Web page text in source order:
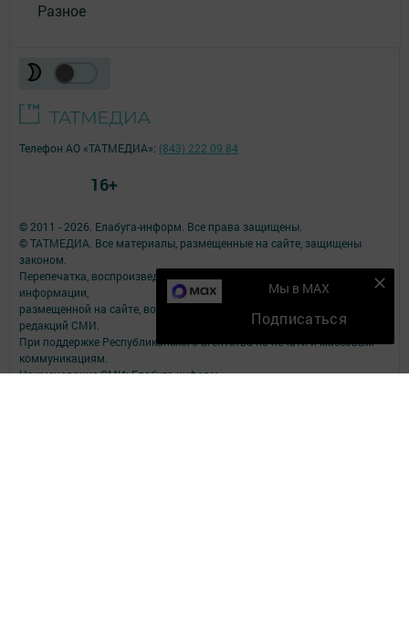
Разное
Мы в MAX
Подписаться
© 2011 - 2026. Елабуга-информ. Все права защищены.
© ТАТМЕДИА. Все материалы, размещенные на сайте, защищены
законом.
Перепечатка, воспроизведение и распространение в любом объеме
информации,
размещенной на сайте, возможна только с письменного согласия
редакций СМИ.
При поддержке Республиканского агентства по печати и массовым
коммуникациям.
Наименование СМИ: Елабуга-информ
Телефон АО «ТАТМЕДИА»: (843) 222 09 84
16+